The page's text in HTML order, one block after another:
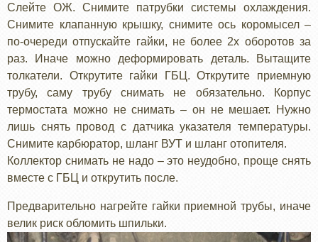
Слейте ОЖ. Снимите патрубки системы охлаждения.
Снимите клапанную крышку, снимите ось коромысел –
по-очереди отпускайте гайки, не более 2х оборотов за
раз. Иначе можно деформировать деталь. Вытащите
толкатели. Открутите гайки ГБЦ. Открутите приемную
трубу, саму трубу снимать не обязательно. Корпус
термостата можно не снимать – он не мешает. Нужно
лишь снять провод с датчика указателя температуры.
Снимите карбюратор, шланг ВУТ и шланг отопителя.
Коллектор снимать не надо – это неудобно, проще снять
вместе с ГБЦ и открутить после.
Предварительно нагрейте гайки приемной трубы, иначе
велик риск обломить шпильки.